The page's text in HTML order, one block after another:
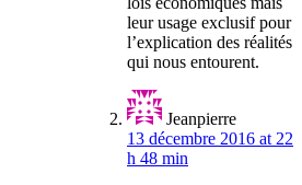
leur usage exclusif pour
l’explication des réalités
qui nous entourent.
Jeanpierre
13 décembre 2016 at 22
h 48 min